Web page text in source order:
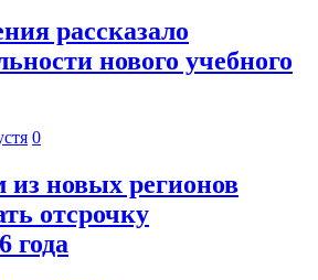
рассказало
нового учебного
0
из новых регионов
отсрочку
года